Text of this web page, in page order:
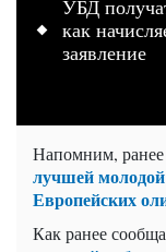
УБД
как
заявление
Напомним, ранее
лучшей
Европейских
Как ранее